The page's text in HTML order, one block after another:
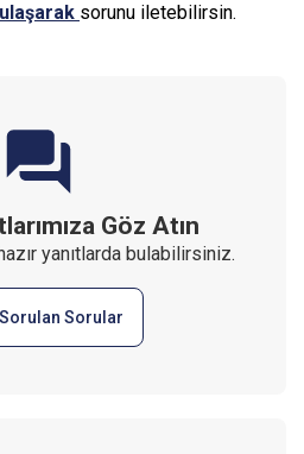
sorunu iletebilirsin.
Göz Atın
yanıtlarda bulabilirsiniz.
Sorulan Sorular